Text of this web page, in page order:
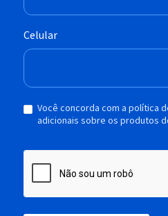
Celular
Você concorda com a política
adicionais sobre os produtos